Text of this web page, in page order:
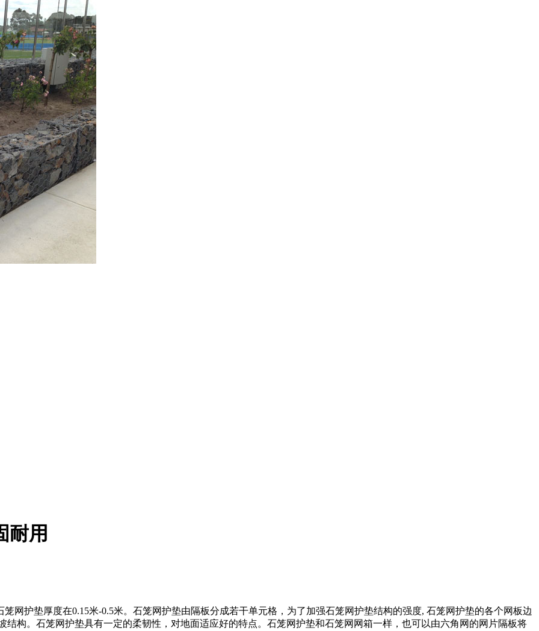
耐用
笼网护垫厚度在0.15米-0.5米。石笼网护垫由隔板分成若干单元格，为了加强石笼网护垫结构的强度, 石笼网护垫的各个网板边
结构。石笼网护垫具有一定的柔韧性，对地面适应好的特点。石笼网护垫和石笼网网箱一样，也可以由六角网的网片隔板将